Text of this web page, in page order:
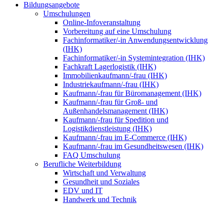
Bildungsangebote
Umschulungen
Online-Infoveranstaltung
Vorbereitung auf eine Umschulung
Fachinformatiker/-in Anwendungsentwicklung
(IHK)
Fachinformatiker/-in Systemintegration (IHK)
Fachkraft Lagerlogistik (IHK)
Immobilienkaufmann/-frau (IHK)
Industriekaufmann/-frau (IHK)
Kaufmann/-frau für Büromanagement (IHK)
Kaufmann/-frau für Groß- und
Außenhandelsmanagement (IHK)
Kaufmann/-frau für Spedition und
Logistikdienstleistung (IHK)
Kaufmann/-frau im E-Commerce (IHK)
Kaufmann/-frau im Gesundheitswesen (IHK)
FAQ Umschulung
Berufliche Weiterbildung
Wirtschaft und Verwaltung
Gesundheit und Soziales
EDV und IT
Handwerk und Technik